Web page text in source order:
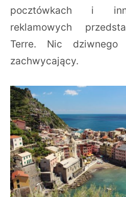
pocztówkach i
reklamowych
Terre. Nic
zachwycający.